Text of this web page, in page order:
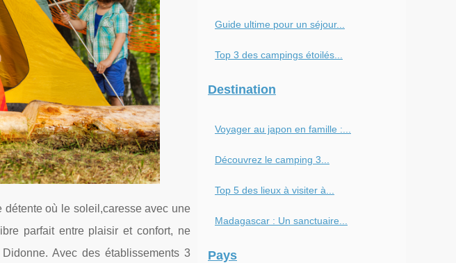
où le soleil,caresse avec une
parfait entre plaisir et confort, ne
Avec des établissements 3
Guide ultime pour un séjour...
Top 3 des campings étoilés...
Destination
Voyager au japon en famille :...
Découvrez le camping 3...
Top 5 des lieux à visiter à...
Madagascar : Un sanctuaire...
Pays